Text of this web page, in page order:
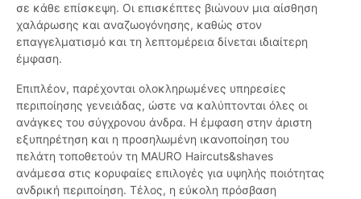
σε κάθε επίσκεψη. Οι επισκέπτες βιώνουν μια αίσθηση
χαλάρωσης και αναζωογόνησης, καθώς στον
επαγγελματισμό και τη λεπτομέρεια δίνεται ιδιαίτερη
έμφαση.
Επιπλέον, παρέχονται ολοκληρωμένες υπηρεσίες
περιποίησης γενειάδας, ώστε να καλύπτονται όλες οι
ανάγκες του σύγχρονου άνδρα. Η έμφαση στην άριστη
εξυπηρέτηση και η προσηλωμένη ικανοποίηση του
πελάτη τοποθετούν τη MAURO Haircuts&shaves
ανάμεσα στις κορυφαίες επιλογές για υψηλής ποιότητας
ανδρική περιποίηση. Τέλος, η εύκολη πρόσβαση